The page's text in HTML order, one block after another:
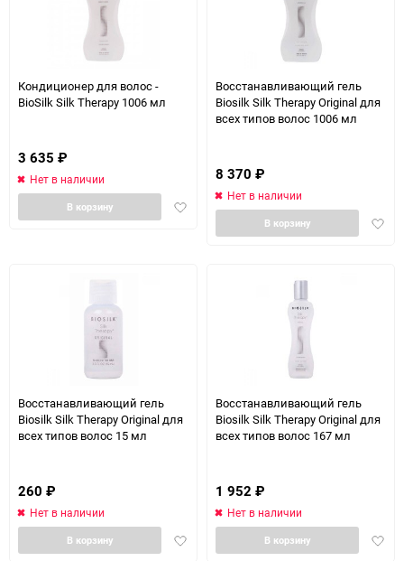
Кондиционер для волос -
BioSilk Silk Therapy 1006 мл
3 635 ₽
Нет в наличии
Добавить
избранное
В корзину
Восстанавливающий гель
Biosilk Silk Therapy Original для
всех типов волос 1006 мл
8 370 ₽
Нет в наличии
В корзину
Восстанавливающий гель
Biosilk Silk Therapy Original для
всех типов волос 15 мл
260 ₽
Нет в наличии
Добавить
В корзину
Восстанавливающий гель
Biosilk Silk Therapy Original для
всех типов волос 167 мл
1 952 ₽
Нет в наличии
В корзину